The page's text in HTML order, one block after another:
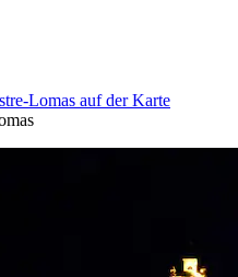
Lomas auf der Karte